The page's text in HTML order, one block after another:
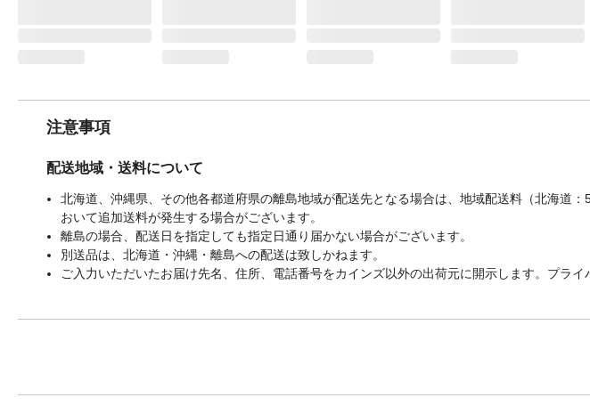
注意事項
配送地域・送料について
北海道、沖縄県、その他各都道府県の離島地域が配送先となる場合は、地域配送料（北海道
おいて追加送料が発生する場合がございます。
離島の場合、配送日を指定しても指定日通り届かない場合がございます。
別送品は、北海道・沖縄・離島への配送は致しかねます。
ご入力いただいたお届け先名、住所、電話番号をカインズ以外の出荷元に開示します。プライ